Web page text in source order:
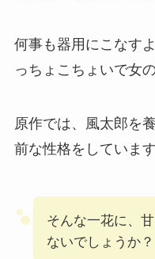
何事も器用にこなす
っちょこちょいで女
原作では、風太郎を
前な性格をしています
そんな一花に、
ないでしょうか？